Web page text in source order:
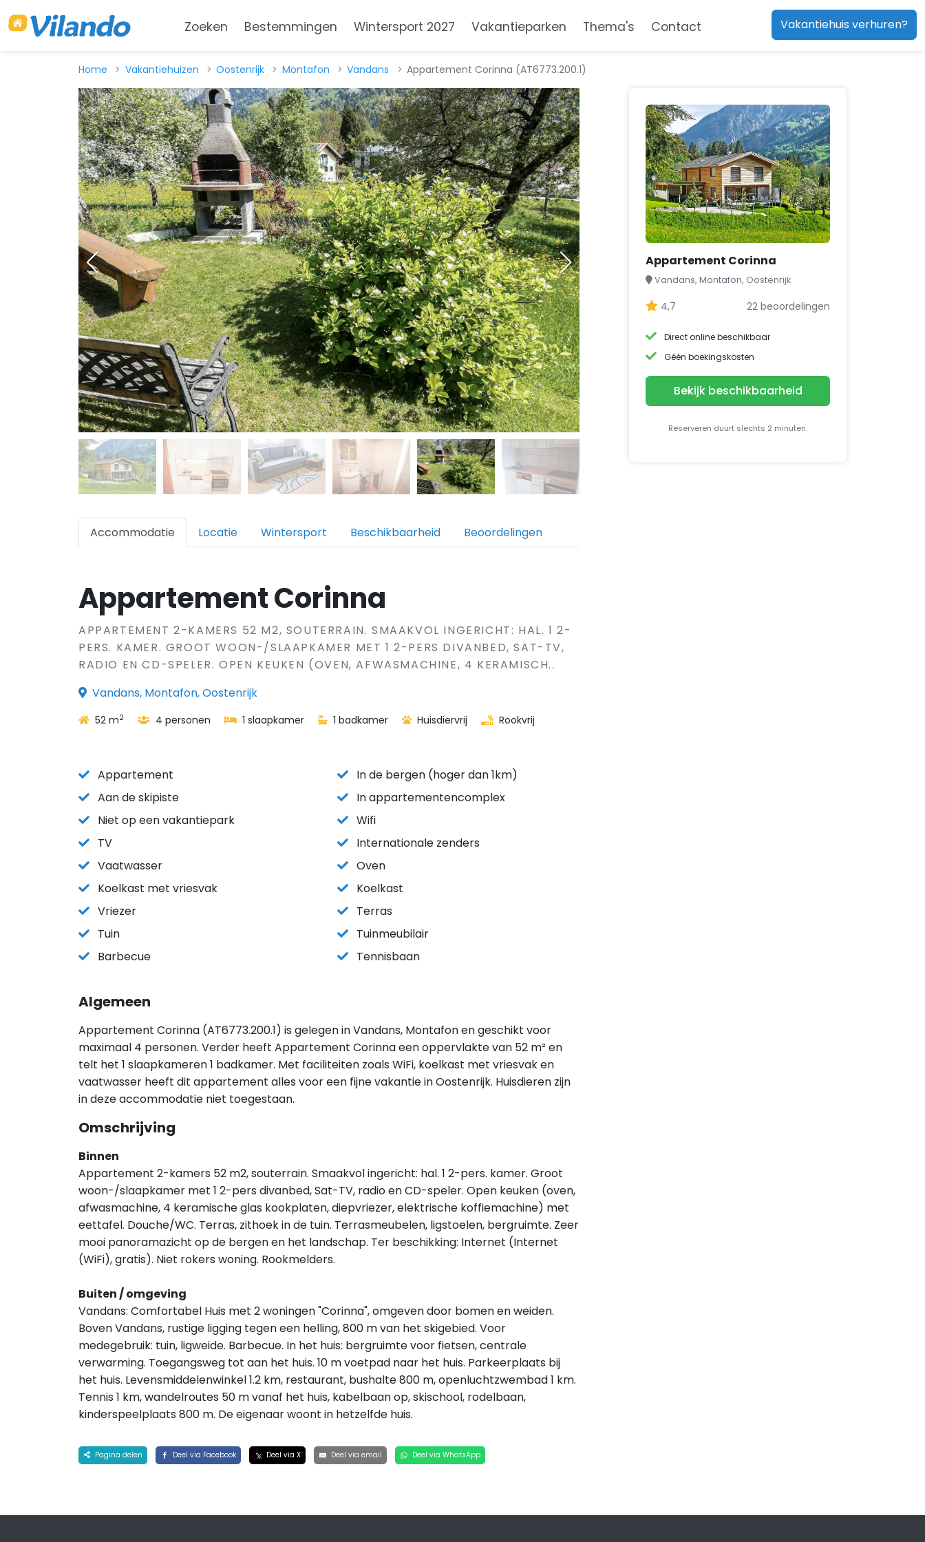
Zoeken Bestemmingen Wintersport 2027 Vakantieparken Thema's Contact Vakantiehuis verhuren?
Home Vakantiehuizen Oostenrijk Montafon Vandans Appartement Corinna (AT6773.200.1)
Accommodatie Locatie Wintersport Beschikbaarheid Beoordelingen
Appartement Corinna
APPARTEMENT 2-KAMERS 52 M2, SOUTERRAIN. SMAAKVOL INGERICHT: HAL. 1 2-
PERS. KAMER. GROOT WOON-/SLAAPKAMER MET 1 2-PERS DIVANBED, SAT-TV,
RADIO EN CD-SPELER. OPEN KEUKEN (OVEN, AFWASMACHINE, 4 KERAMISCH..
Vandans, Montafon, Oostenrijk
52 m2 4 personen 1 slaapkamer 1 badkamer Huisdiervrij Rookvrij
Appartement
In de bergen (hoger dan 1km)
Aan de skipiste
In appartementencomplex
Niet op een vakantiepark
Wifi
TV
Internationale zenders
Vaatwasser
Oven
Koelkast met vriesvak
Koelkast
Vriezer
Terras
Tuin
Tuinmeubilair
Barbecue
Tennisbaan
Algemeen
Appartement Corinna (AT6773.200.1) is gelegen in Vandans, Montafon en geschikt voor
maximaal 4 personen. Verder heeft Appartement Corinna een oppervlakte van 52 m² en
telt het 1 slaapkameren 1 badkamer. Met faciliteiten zoals WiFi, koelkast met vriesvak en
vaatwasser heeft dit appartement alles voor een fijne vakantie in Oostenrijk. Huisdieren zijn
in deze accommodatie niet toegestaan.
Omschrijving
Binnen
Appartement 2-kamers 52 m2, souterrain. Smaakvol ingericht: hal. 1 2-pers. kamer. Groot
woon-/slaapkamer met 1 2-pers divanbed, Sat-TV, radio en CD-speler. Open keuken (oven,
afwasmachine, 4 keramische glas kookplaten, diepvriezer, elektrische koffiemachine) met
eettafel. Douche/WC. Terras, zithoek in de tuin. Terrasmeubelen, ligstoelen, bergruimte. Zeer
mooi panoramazicht op de bergen en het landschap. Ter beschikking: Internet (Internet
(WiFi), gratis). Niet rokers woning. Rookmelders.
Buiten / omgeving
Vandans: Comfortabel Huis met 2 woningen "Corinna", omgeven door bomen en weiden.
Boven Vandans, rustige ligging tegen een helling, 800 m van het skigebied. Voor
medegebruik: tuin, ligweide. Barbecue. In het huis: bergruimte voor fietsen, centrale
verwarming. Toegangsweg tot aan het huis. 10 m voetpad naar het huis. Parkeerplaats bij
het huis. Levensmiddelenwinkel 1.2 km, restaurant, bushalte 800 m, openluchtzwembad 1 km.
Tennis 1 km, wandelroutes 50 m vanaf het huis, kabelbaan op, skischool, rodelbaan,
kinderspeelplaats 800 m. De eigenaar woont in hetzelfde huis.
Pagina delen Deel via Facebook Deel via X Deel via email Deel via WhatsApp
Appartement Corinna
Vandans, Montafon, Oostenrijk
4,7 22 beoordelingen
Direct online beschikbaar
Géén boekingskosten
Bekijk beschikbaarheid
Reserveren duurt slechts 2 minuten.